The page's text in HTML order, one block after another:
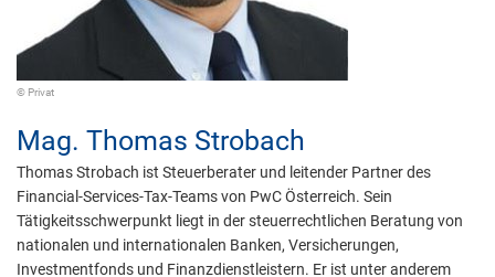
© Privat
Mag. Thomas Strobach
Thomas Strobach ist Steuerberater und leitender Partner des
Financial-Services-Tax-Teams von PwC Österreich. Sein
Tätigkeitsschwerpunkt liegt in der steuerrechtlichen Beratung von
nationalen und internationalen Banken, Versicherungen,
Investmentfonds und Finanzdienstleistern. Er ist unter anderem